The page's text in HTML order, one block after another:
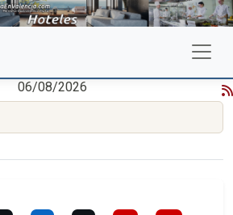
06/08/2026